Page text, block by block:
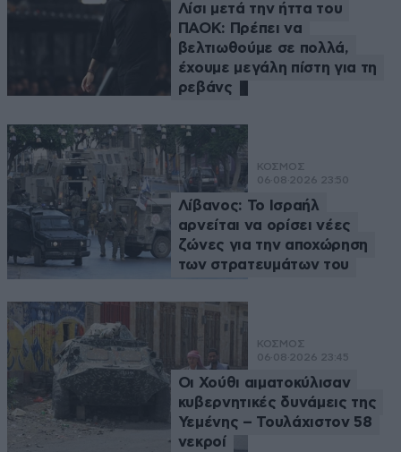
Λίσι μετά την ήττα του
ΠΑΟΚ: Πρέπει να
βελτιωθούμε σε πολλά,
έχουμε μεγάλη πίστη για τη
ρεβάνς
ΚΟΣΜΟΣ
06·08·2026 23:50
Λίβανος: Το Ισραήλ
αρνείται να ορίσει νέες
ζώνες για την αποχώρηση
των στρατευμάτων του
ΚΟΣΜΟΣ
06·08·2026 23:45
Οι Χούθι αιματοκύλισαν
κυβερνητικές δυνάμεις της
Υεμένης – Τουλάχιστον 58
νεκροί